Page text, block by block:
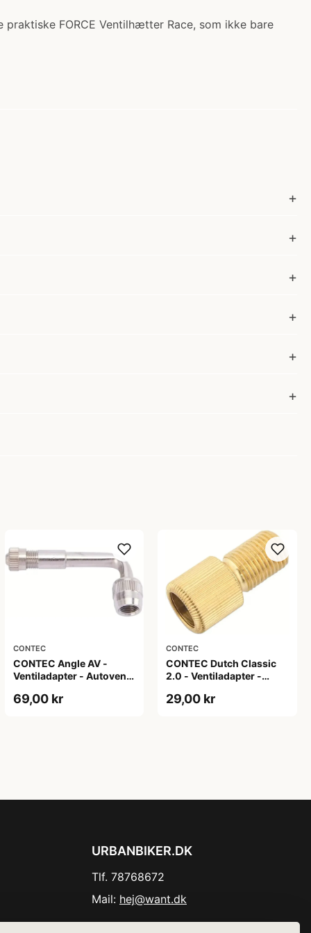
praktiske FORCE Ventilhætter Race, som ikke bare
CONTEC
CONTEC Angle AV -
Ventiladapter - Autoventil
69,00 kr
CONTEC
CONTEC Dutch Classic
2.0 - Ventiladapter -
Guld
29,00 kr
URBANBIKER.DK
Tlf. 78768672
Mail: hej@want.dk